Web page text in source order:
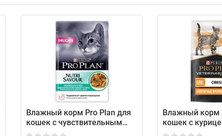
Влажный корм Pro Plan для
кошек с чувствительным
пищеварением с
Влажный корм
кошек с
диетический